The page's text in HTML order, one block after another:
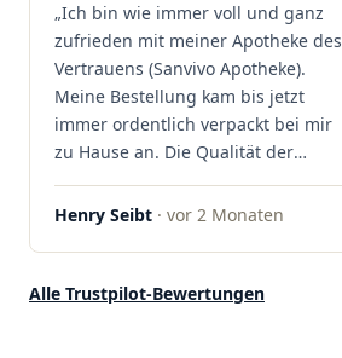
Kundenzufriedenheit an erster
Stelle stehen. Vielen Dank an das
Team von Sanvivo – ich bin
rundum begeistert!"
„Ich bin wie immer voll und ganz
zufrieden mit meiner Apotheke des
Vertrauens (Sanvivo Apotheke).
Meine Bestellung kam bis jetzt
immer ordentlich verpackt bei mir
zu Hause an. Die Qualität der
Blüten ist auch immer auf einem
hohen Niveau, die Auswahl ist
ordentlich gelagert, ich hatte nur
Henry Seibt · vor 2 Monaten
Alle Trustpilot-Bewertungen